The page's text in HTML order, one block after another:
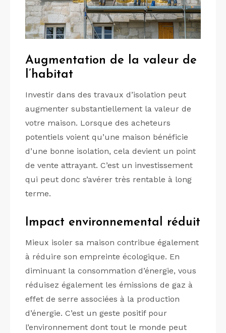
Augmentation de la valeur de
l’habitat
Investir dans des travaux d’isolation peut
augmenter substantiellement la valeur de
votre maison. Lorsque des acheteurs
potentiels voient qu’une maison bénéficie
d’une bonne isolation, cela devient un point
de vente attrayant. C’est un investissement
qui peut donc s’avérer très rentable à long
terme.
Impact environnemental réduit
Mieux isoler sa maison contribue également
à réduire son empreinte écologique. En
diminuant la consommation d’énergie, vous
réduisez également les émissions de gaz à
effet de serre associées à la production
d’énergie. C’est un geste positif pour
l’environnement dont tout le monde peut